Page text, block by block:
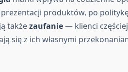
produktów, po
takżezaufanie— klienci
się z ich własnymi